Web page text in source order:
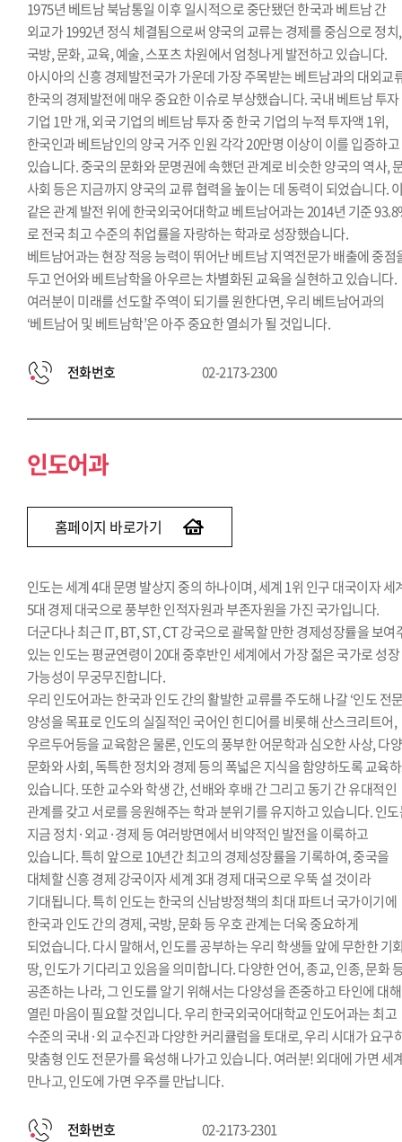
1975년 베트남 북남통일 이후 일시적으로 중단됐던 한국과 베트남 간
외교가 1992년 정식 체결됨으로써 양국의 교류는 경제를 중심으로 정치,
국방, 문화, 교육, 예술, 스포츠 차원에서 엄청나게 발전하고 있습니다.
아시아의 신흥 경제발전국가 가운데 가장 주목받는 베트남과의 대외교
한국의 경제발전에 매우 중요한 이슈로 부상했습니다. 국내 베트남 투자
기업 1만 개, 외국 기업의 베트남 투자 중 한국 기업의 누적 투자액 1위,
한국인과 베트남인의 양국 거주 인원 각각 20만명 이상이 이를 입증하고
있습니다. 중국의 문화와 문명권에 속했던 관계로 비슷한 양국의 역사,
사회 등은 지금까지 양국의 교류 협력을 높이는 데 동력이 되었습니다.
같은 관계 발전 위에 한국외국어대학교 베트남어과는 2014년 기준
로 전국 최고 수준의 취업률을 자랑하는 학과로 성장했습니다.
베트남어과는 현장 적응 능력이 뛰어난 베트남 지역전문가 배출에 중점
두고 언어와 베트남학을 아우르는 차별화된 교육을 실현하고 있습니다.
여러분이 미래를 선도할 주역이 되기를 원한다면, 우리 베트남어과의
‘베트남어 및 베트남학’은 아주 중요한 열쇠가 될 것입니다.
전화번호 02-2173-2300
인도어과
홈페이지 바로가기
인도는 세계 4대 문명 발상지 중의 하나이며, 세계 1위 인구 대국이자 세
5대 경제 대국으로 풍부한 인적자원과 부존자원을 가진 국가입니다.
더군다나 최근 IT, BT, ST, CT 강국으로 괄목할 만한 경제성장률을 보여
있는 인도는 평균연령이 20대 중후반인 세계에서 가장 젊은 국가로 성장
가능성이 무궁무진합니다.
우리 인도어과는 한국과 인도 간의 활발한 교류를 주도해 나갈 ‘인도 전
양성을 목표로 인도의 실질적인 국어인 힌디어를 비롯해 산스크리트어,
우르두어등을 교육함은 물론, 인도의 풍부한 어문학과 심오한 사상, 다
문화와 사회, 독특한 정치와 경제 등의 폭넓은 지식을 함양하도록 교육
있습니다. 또한 교수와 학생 간, 선배와 후배 간 그리고 동기 간 유대적인
관계를 갖고 서로를 응원해주는 학과 분위기를 유지하고 있습니다. 인
지금 정치·외교·경제 등 여러방면에서 비약적인 발전을 이룩하고
있습니다. 특히 앞으로 10년간 최고의 경제성장률을 기록하여, 중국을
대체할 신흥 경제 강국이자 세계 3대 경제 대국으로 우뚝 설 것이라
기대됩니다. 특히 인도는 한국의 신남방정책의 최대 파트너 국가이기에
한국과 인도 간의 경제, 국방, 문화 등 우호 관계는 더욱 중요하게
되었습니다. 다시 말해서, 인도를 공부하는 우리 학생들 앞에 무한한 기
땅, 인도가 기다리고 있음을 의미합니다. 다양한 언어, 종교, 인종, 문화
공존하는 나라, 그 인도를 알기 위해서는 다양성을 존중하고 타인에 대해
열린 마음이 필요할 것입니다. 우리 한국외국어대학교 인도어과는 최고
수준의 국내·외 교수진과 다양한 커리큘럼을 토대로, 우리 시대가 요구
맞춤형 인도 전문가를 육성해 나가고 있습니다. 여러분! 외대에 가면 세
만나고, 인도에 가면 우주를 만납니다.
전화번호 02-2173-2301